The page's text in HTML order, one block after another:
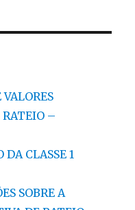
RATEIO –
CLASSE 1
SOBRE A